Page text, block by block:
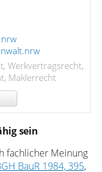
Werkvertragsrecht,
Maklerrecht
sein
fachlicher Meinung
BauR 1984, 395,